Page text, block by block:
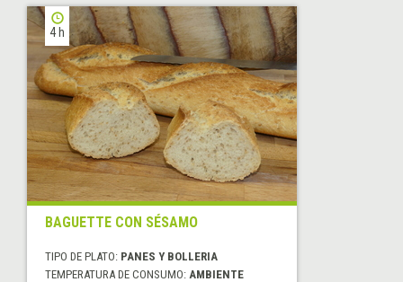
4 h
BAGUETTE CON SÉSAMO
TIPO DE PLATO: PANES Y BOLLERIA
TEMPERATURA DE CONSUMO: AMBIENTE